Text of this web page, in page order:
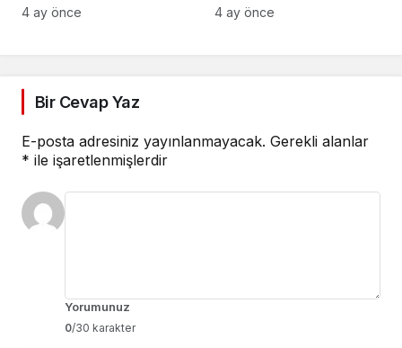
Voleybol Turnuvası
4 ay önce
Tenis Federasyonu’nun
4 ay önce
Bir Cevap Yaz
E-posta adresiniz yayınlanmayacak. Gerekli alanlar
* ile işaretlenmişlerdir
Yorumunuz
0/30 karakter